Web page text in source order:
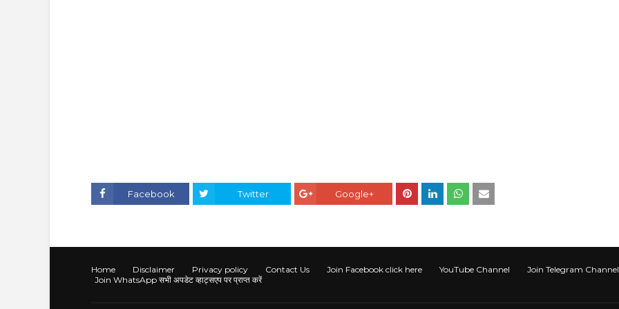
Facebook Twitter Google+
Home Disclaimer Privacy policy Contact Us Join Facebook click here YouTube Channel
Join Telegram Channel
Join WhatsApp सभी अपडेट व्हाट्सएप पर प्राप्त करें